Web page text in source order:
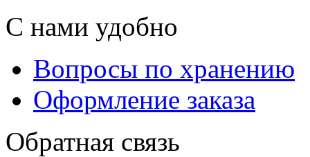
С нами удобно
Вопросы по хранению
Оформление заказа
Обратная связь